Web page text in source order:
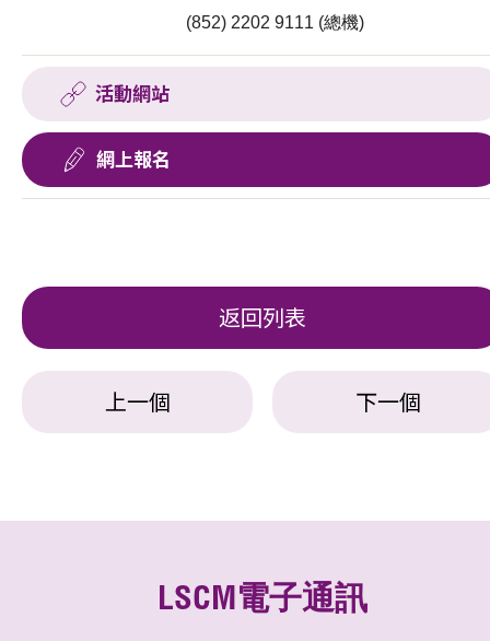
(852) 2202 9111 (總機)
活動網站
網上報名
返回列表
上一個 下一個
LSCM電子通訊